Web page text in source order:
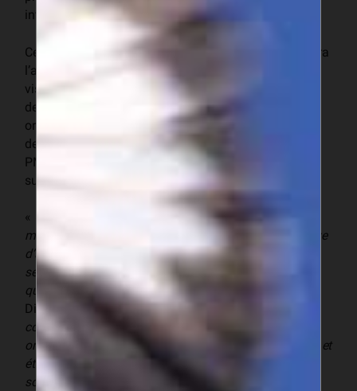
internationaux.
Ce programme comporte deux volets : le premier mettra
l’accent sur un modèle de formation de formateurs
visant à mettre sur pied une plateforme de formation
des exportateurs au sein de l’Asepx et d’autres
organismes de soutien au commerce au Sénégal ; le
deuxième volet consistera à renforcer la capacité des
PME et de leurs produits et soutenir leur compétitivité
sur le marché canadien.
«
Ce partenariat va donner aux PME de notre pays les
moyens et les compétences pour tirer parti de l’Initiative
d’accès au marché canadien, qui assure aux produits
sénégalais un accès en franchise de droits et sans
quotas sur ce marché», affirme le Dr Malick Diop,
Directeur général de l’Asepx. «
collaborer avec TFO Canada, la SICF et d’autres
organismes de soutien au commerce pour augmenter et
étendre notre capacité de prodiguer des services de
soutien en commerce international aux entreprises